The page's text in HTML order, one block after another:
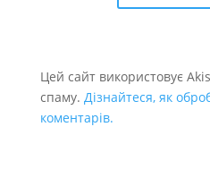
Цей сайт використовує
спаму. Дізнайтеся, як
коментарів.